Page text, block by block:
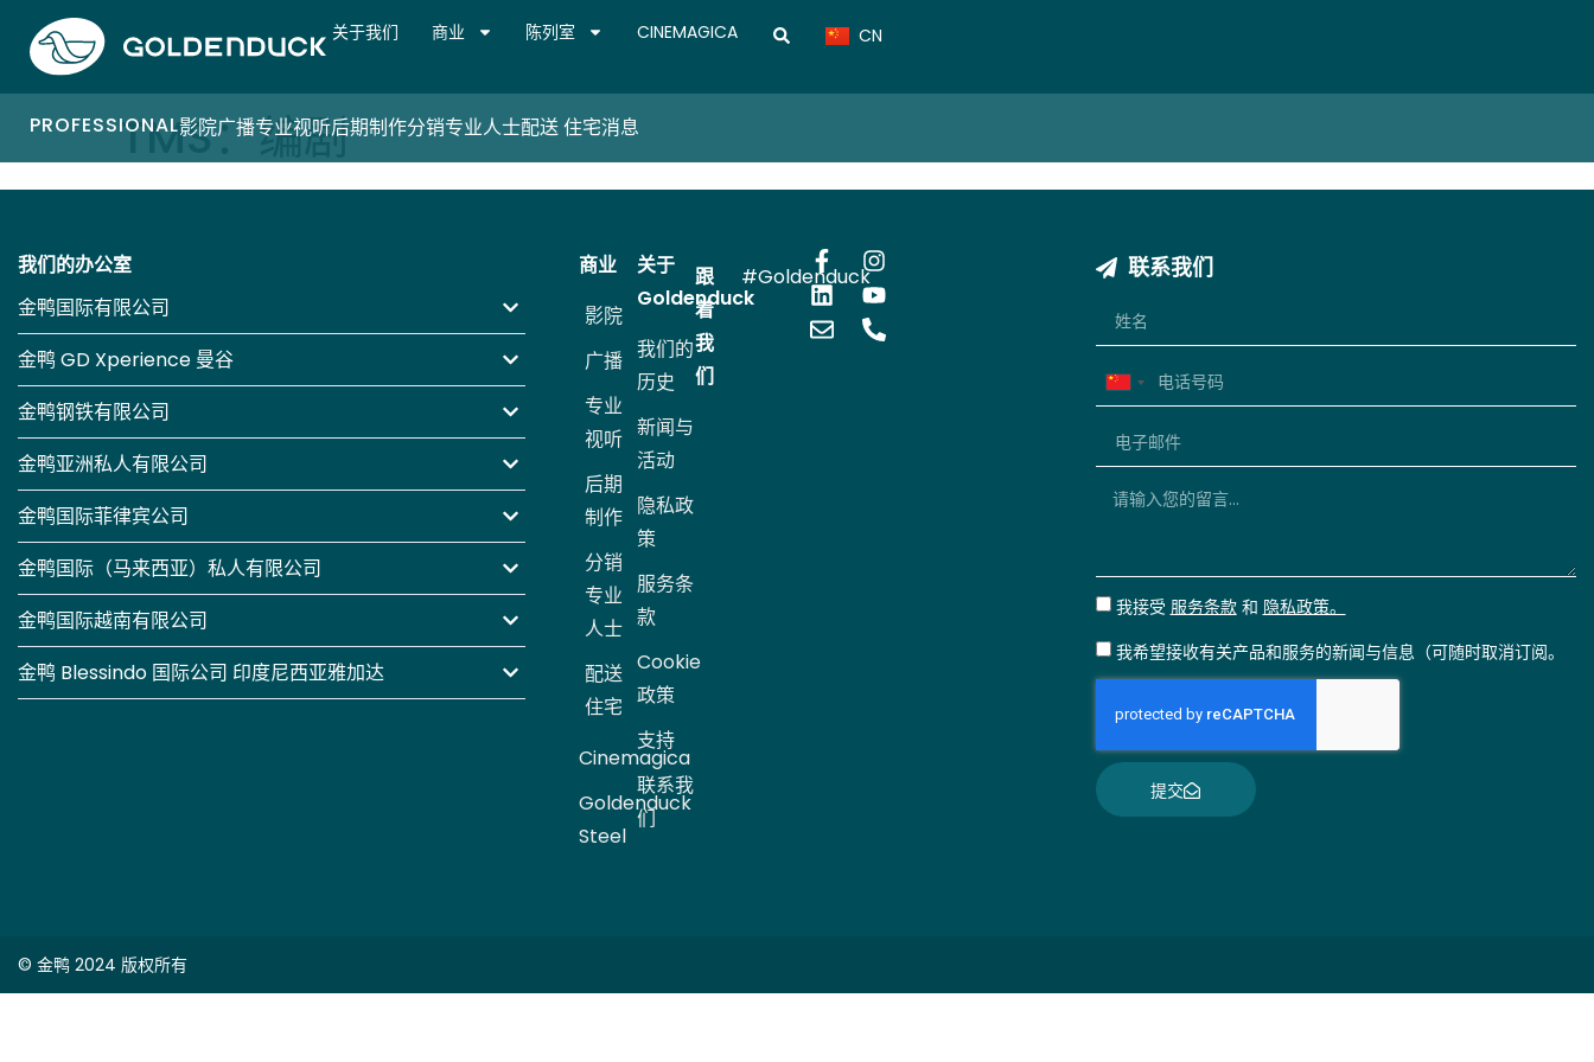
关于我们 商业 陈列室 CINEMAGICA CN
VN
PROFESSIONAL影院广播专业视听后期制作分销专业人士配送 住宅消息
TMS：编剧
我们的办公室
金鸭国际有限公司
金鸭 GD Xperience 曼谷
金鸭钢铁有限公司
金鸭亚洲私人有限公司
金鸭国际菲律宾公司
金鸭国际（马来西亚）私人有限公司
金鸭国际越南有限公司
金鸭 Blessindo 国际公司 印度尼西亚雅加达
商业
配送
住宅
分销
专业
人士
后期
制作
专业
视听
广播
影院
Cinemagica
Goldenduck
Steel
关于
Goldenduck
我们的
历史
新闻与
活动
隐私政
策
服务条
款
Cookie
政策
支持
联系我
们
跟
着
我
们
#Goldenduck 联系我们
China
我接受 服务条款和 隐私政策。
我希望接收有关产品和服务的新闻与信息（可随时取消订阅。
提交
© 金鸭 2024 版权所有